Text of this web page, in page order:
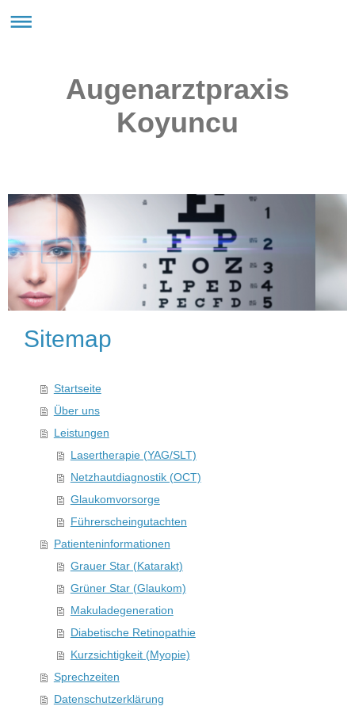
Augenarztpraxis
Koyuncu
Sitemap
Startseite
Über uns
Leistungen
Lasertherapie (YAG/SLT)
Netzhautdiagnostik (OCT)
Glaukomvorsorge
Führerscheingutachten
Patienteninformationen
Grauer Star (Katarakt)
Grüner Star (Glaukom)
Makuladegeneration
Diabetische Retinopathie
Kurzsichtigkeit (Myopie)
Sprechzeiten
Datenschutzerklärung